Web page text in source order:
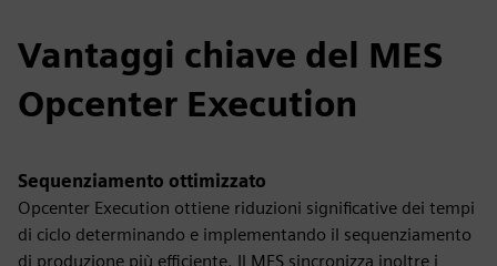
Vantaggi chiave del MES
Opcenter Execution
Sequenziamento ottimizzato
Opcenter Execution ottiene riduzioni significative dei tempi
di ciclo determinando e implementando il sequenziamento
di produzione più efficiente. Il MES sincronizza inoltre i